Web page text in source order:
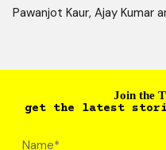
Pawanjot Kaur, Ajay Kumar
Join the
get the latest